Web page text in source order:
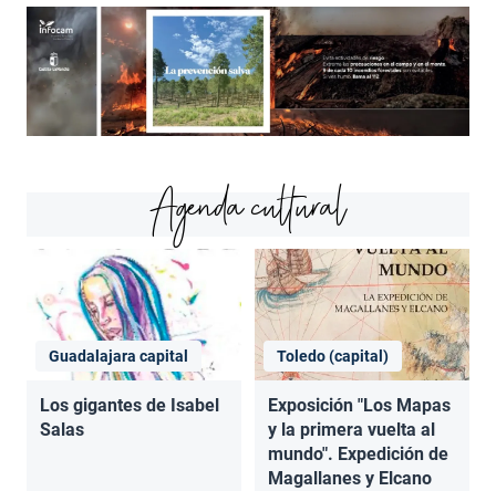
Agenda cultural
Guadalajara capital
Los gigantes de Isabel
Salas
Toledo (capital)
Exposición "Los Mapas
y la primera vuelta al
mundo". Expedición de
Magallanes y Elcano